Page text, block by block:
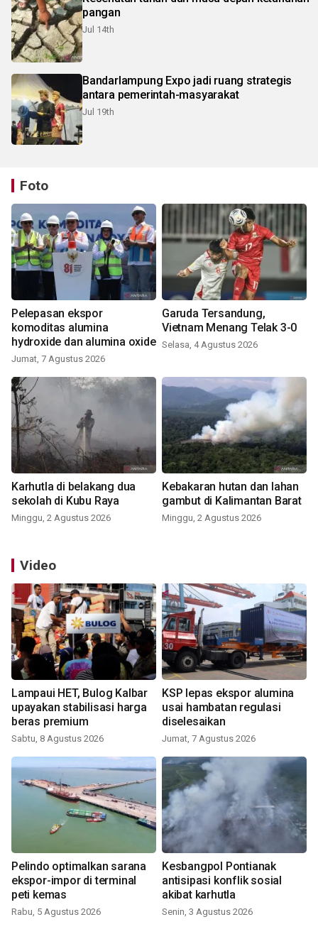
pangan
Jul 14th
Bandarlampung Expo jadi ruang strategis
antara pemerintah-masyarakat
Jul 19th
Foto
Pelepasan ekspor
komoditas alumina
hydroxide dan alumina oxide
Jumat, 7 Agustus 2026
Garuda Tersandung,
Vietnam Menang Telak 3-0
Selasa, 4 Agustus 2026
Karhutla di belakang dua
sekolah di Kubu Raya
Minggu, 2 Agustus 2026
Kebakaran hutan dan lahan
gambut di Kalimantan Barat
Minggu, 2 Agustus 2026
Video
Lampaui HET, Bulog Kalbar
upayakan stabilisasi harga
beras premium
Sabtu, 8 Agustus 2026
KSP lepas ekspor alumina
usai hambatan regulasi
diselesaikan
Jumat, 7 Agustus 2026
Pelindo optimalkan sarana
ekspor-impor di terminal
peti kemas
Rabu, 5 Agustus 2026
Kesbangpol Pontianak
antisipasi konflik sosial
akibat karhutla
Senin, 3 Agustus 2026